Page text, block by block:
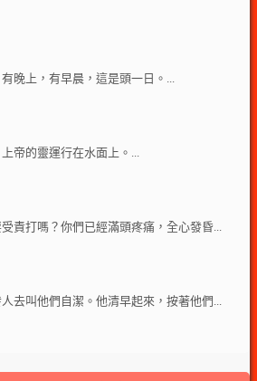
晚上，有早晨，這是頭一日。...
帝的靈運行在水面上。...
責打嗎？你們已經滿頭疼痛，全心發昏...
去叫他們自潔。他清早起來，按著他們...